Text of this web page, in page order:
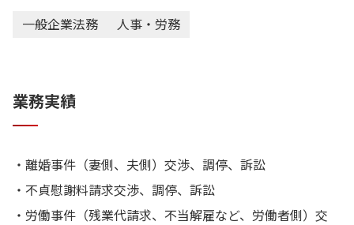
一般企業法務 人事・労務
業務実績
・離婚事件（妻側、夫側）交渉、調停、訴訟
・不貞慰謝料請求交渉、調停、訴訟
・労働事件（残業代請求、不当解雇など、労働者側）交